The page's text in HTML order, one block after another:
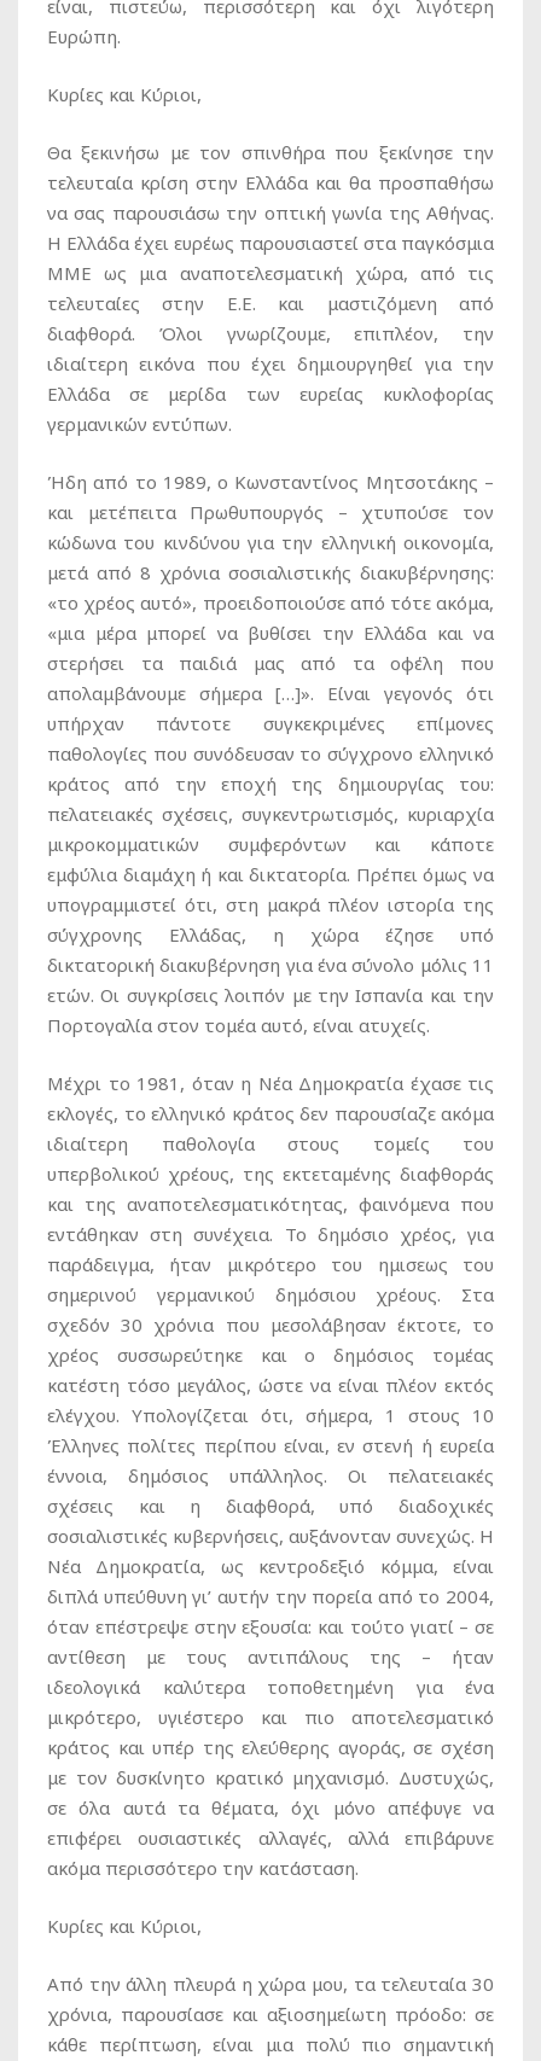
είναι, πιστεύω, περισσότερη και όχι λιγότερη
Ευρώπη.
Κυρίες και Κύριοι,
Θα ξεκινήσω με τον σπινθήρα που ξεκίνησε την
τελευταία κρίση στην Ελλάδα και θα προσπαθήσω
να σας παρουσιάσω την οπτική γωνία της Αθήνας.
Η Ελλάδα έχει ευρέως παρουσιαστεί στα παγκόσμια
ΜΜΕ ως μια αναποτελεσματική χώρα, από τις
τελευταίες στην Ε.Ε. και μαστιζόμενη από
διαφθορά. Όλοι γνωρίζουμε, επιπλέον, την
ιδιαίτερη εικόνα που έχει δημιουργηθεί για την
Ελλάδα σε μερίδα των ευρείας κυκλοφορίας
γερμανικών εντύπων.
Ήδη από το 1989, ο Κωνσταντίνος Μητσοτάκης –
και μετέπειτα Πρωθυπουργός – χτυπούσε τον
κώδωνα του κινδύνου για την ελληνική οικονομία,
μετά από 8 χρόνια σοσιαλιστικής διακυβέρνησης:
«το χρέος αυτό», προειδοποιούσε από τότε ακόμα,
«μια μέρα μπορεί να βυθίσει την Ελλάδα και να
στερήσει τα παιδιά μας από τα οφέλη που
απολαμβάνουμε σήμερα […]». Είναι γεγονός ότι
υπήρχαν πάντοτε συγκεκριμένες επίμονες
παθολογίες που συνόδευσαν το σύγχρονο ελληνικό
κράτος από την εποχή της δημιουργίας του:
πελατειακές σχέσεις, συγκεντρωτισμός, κυριαρχία
μικροκομματικών συμφερόντων και κάποτε
εμφύλια διαμάχη ή και δικτατορία. Πρέπει όμως να
υπογραμμιστεί ότι, στη μακρά πλέον ιστορία της
σύγχρονης Ελλάδας, η χώρα έζησε υπό
δικτατορική διακυβέρνηση για ένα σύνολο μόλις 11
ετών. Οι συγκρίσεις λοιπόν με την Ισπανία και την
Πορτογαλία στον τομέα αυτό, είναι ατυχείς.
Μέχρι το 1981, όταν η Νέα Δημοκρατία έχασε τις
εκλογές, το ελληνικό κράτος δεν παρουσίαζε ακόμα
ιδιαίτερη παθολογία στους τομείς του
υπερβολικού χρέους, της εκτεταμένης διαφθοράς
και της αναποτελεσματικότητας, φαινόμενα που
εντάθηκαν στη συνέχεια. Το δημόσιο χρέος, για
παράδειγμα, ήταν μικρότερο του ημισεως του
σημερινού γερμανικού δημόσιου χρέους. Στα
σχεδόν 30 χρόνια που μεσολάβησαν έκτοτε, το
χρέος συσσωρεύτηκε και ο δημόσιος τομέας
κατέστη τόσο μεγάλος, ώστε να είναι πλέον εκτός
ελέγχου. Υπολογίζεται ότι, σήμερα, 1 στους 10
Έλληνες πολίτες περίπου είναι, εν στενή ή ευρεία
έννοια, δημόσιος υπάλληλος. Οι πελατειακές
σχέσεις και η διαφθορά, υπό διαδοχικές
σοσιαλιστικές κυβερνήσεις, αυξάνονταν συνεχώς. Η
Νέα Δημοκρατία, ως κεντροδεξιό κόμμα, είναι
διπλά υπεύθυνη γι’ αυτήν την πορεία από το 2004,
όταν επέστρεψε στην εξουσία: και τούτο γιατί – σε
αντίθεση με τους αντιπάλους της – ήταν
ιδεολογικά καλύτερα τοποθετημένη για ένα
μικρότερο, υγιέστερο και πιο αποτελεσματικό
κράτος και υπέρ της ελεύθερης αγοράς, σε σχέση
με τον δυσκίνητο κρατικό μηχανισμό. Δυστυχώς,
σε όλα αυτά τα θέματα, όχι μόνο απέφυγε να
επιφέρει ουσιαστικές αλλαγές, αλλά επιβάρυνε
ακόμα περισσότερο την κατάσταση.
Κυρίες και Κύριοι,
Από την άλλη πλευρά η χώρα μου, τα τελευταία 30
χρόνια, παρουσίασε και αξιοσημείωτη πρόοδο: σε
κάθε περίπτωση, είναι μια πολύ πιο σημαντική